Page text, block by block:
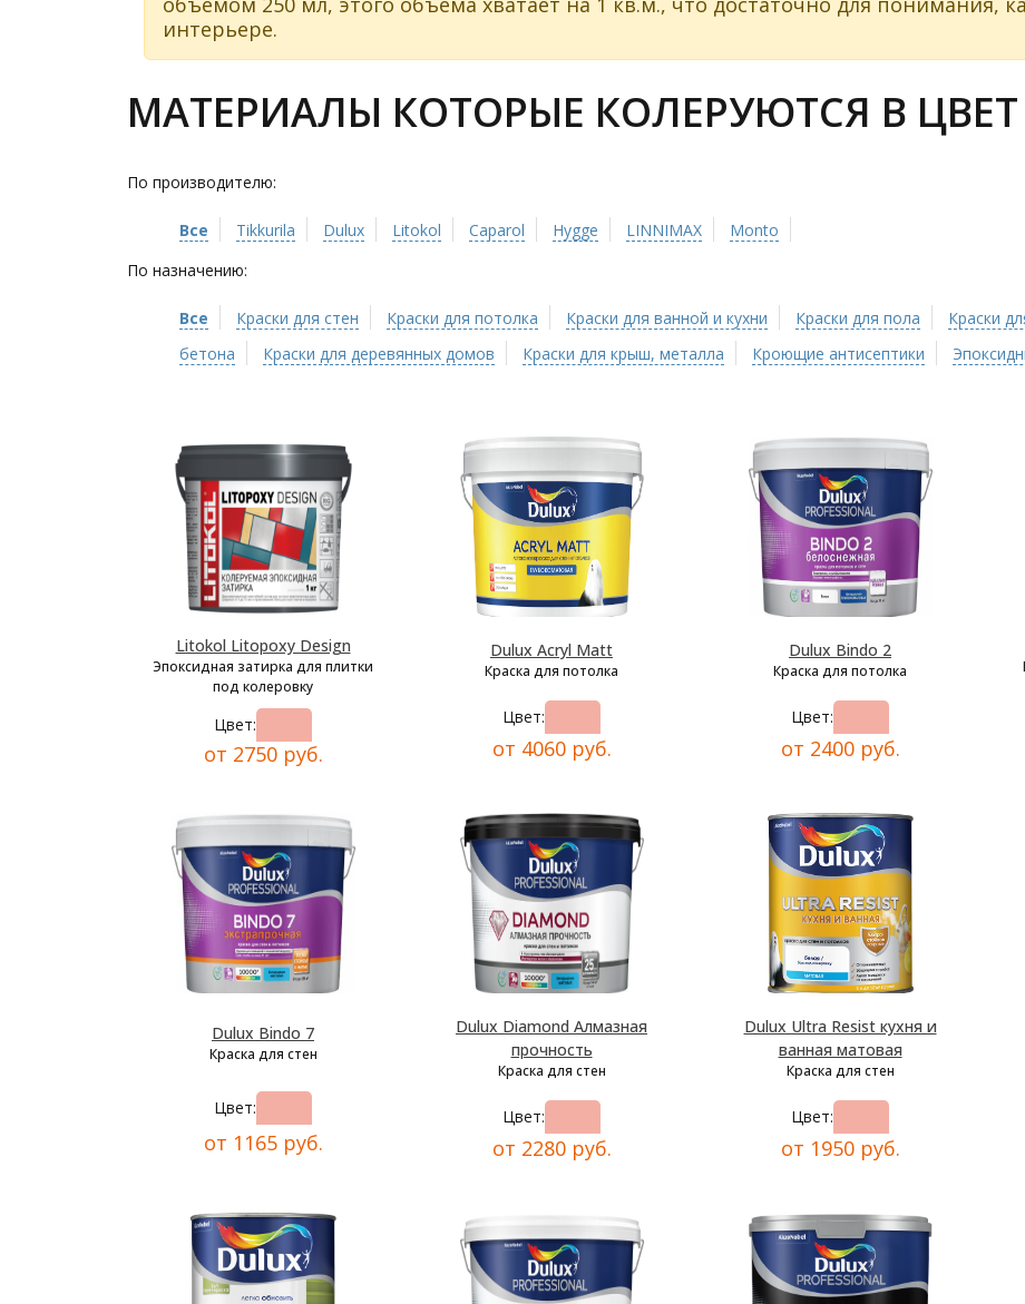
интерьере.
МАТЕРИАЛЫ КОТОРЫЕ КОЛЕРУЮТСЯ В ЦВЕТ
По производителю:
Все Tikkurila Dulux Litokol Caparol Hygge LINNIMAX
Monto
По назначению:
Все Краски для стен Краски для потолка Краски для ванной и кухни Краски для пола Краски
бетона
Краски для деревянных домов Краски для крыш, металла Кроющие антисептики
Litokol Litopoxy Design
Эпоксидная затирка для плитки
под колеровку
Цвет:
от 2750 руб.
Dulux Acryl Matt
Краска для потолка
Цвет:
от 4060 руб.
Dulux Bindo 2
Краска для потолка
Цвет:
от 2400 руб.
Dulux Bindo 7
Краска для стен
Цвет:
от 1165 руб.
Dulux Diamond Алмазная
прочность
Краска для стен
Цвет:
от 2280 руб.
Dulux Ultra Resist кухня и
ванная матовая
Краска для стен
Цвет:
от 1950 руб.